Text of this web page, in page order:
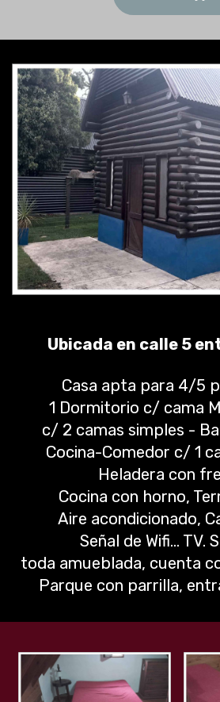
Ubicada en calle 5
Casa apta para 4/5
1 Dormitorio c/ cama
c/ 2 camas simples -
Cocina-Comedor c/ 1
Heladera con
Cocina con horno,
Aire acondicionado,
Señal de Wifi… TV.
toda amueblada, cuenta
Parque con parrilla,